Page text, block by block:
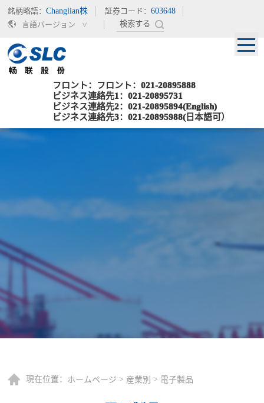
銘柄略語：Changlian株 証券コード：603648
言語バージョン
フロント：フロント：021-20895888
ビジネス連絡先1：021-20895731
ビジネス連絡先2：021-20895894(English)
ビジネス連絡先3：021-20895988(日本語可）
現在位置： ホームページ > 産業別 > 電子製品